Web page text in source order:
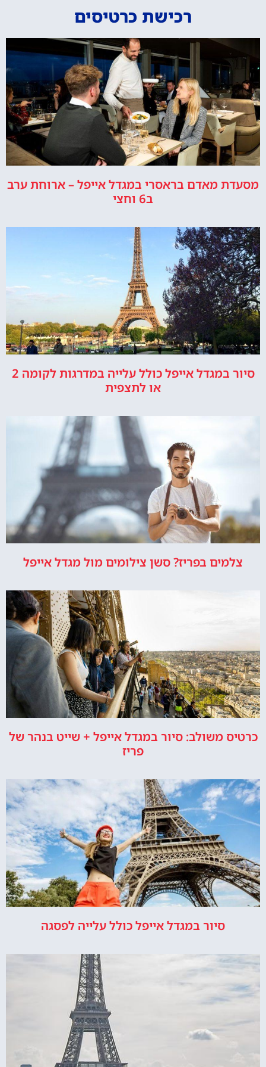
רכישת כרטיסים
מסעדת מאדם בראסרי במגדל אייפל – ארוחת ערב
ב6 וחצי
סיור במגדל אייפל כולל עלייה במדרגות לקומה 2
או לתצפית
צלמים בפריז? סשן צילומים מול מגדל אייפל
כרטיס משולב: סיור במגדל אייפל + שייט בנהר של
פריז
סיור במגדל אייפל כולל עלייה לפסגה